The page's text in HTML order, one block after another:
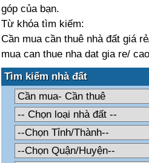
góp của bạn.
Từ khóa tìm kiếm:
Cần mua cần thuê nhà đất giá
mua can thue nha dat gia re/
Tìm kiếm nhà đất